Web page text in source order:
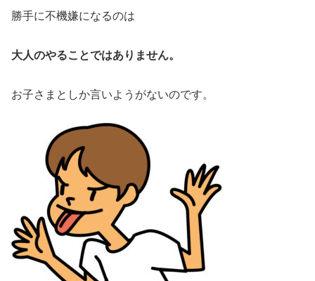
勝手に不機嫌になるのは
大人のやることではありません。
お子さまとしか言いようがないのです。